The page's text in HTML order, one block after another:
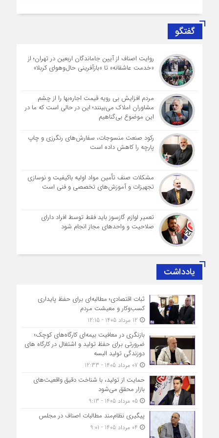
گفتگو
روایت اصناف از آیین جاماندگان اربعین در تهران؛ از
«خدمت عاشقانه» تا «بازآفرینی حال‌وهوای کربلا»
مردم افزایش بی رویه قیمت اجاره‌بها را از چشم
مشاوران املاک می‌بینند؛ این در حالی است که ما در
این موضوع بی‌گناهیم
رکود صنعت منسوجات، سفارش‌های رنگرزی و چاپ
پارچه را کاهش داده است
مشکلات صنف تأمین مواد اولیه باکیفیت و نوسازی
تجهیزات و آموزش‌های تخصصی و فنی است
تعمیر لوازم گازسوز باید فقط توسط افراد دارای
صلاحیت و واحدهای مجاز انجام شود
یادداشت
ثبات اقتصادی؛ مطالبه‌ای برای حفظ پایداری
کسب‌وکار و معیشت مردم
بازنگری در معافیت بیمه‌ای کارگاه‌های کوچک؛
ضرورتی برای حفظ تولید و اشتغال در کارگاه های
دوزندگی تولید البسه
حمایت از تولید، با شناخت دقیق واقعیت‌های
بازار محقق می‌شود
05 مرداد 1405 - 9:13
پیگیری نظام‌مند مطالبات اصناف در مجلس